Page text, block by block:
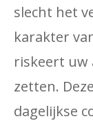
slecht het
karakter
riskeert uw
zetten.
dagelijkse